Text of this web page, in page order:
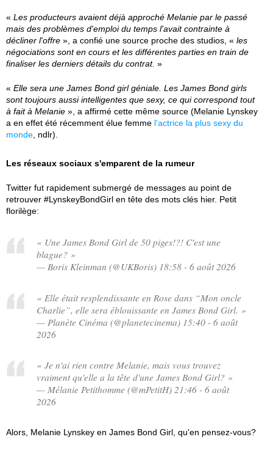
« Les producteurs avaient déjà approché Melanie par le passé
mais des problèmes d'emploi du temps l'avait contrainte à
décliner l'offre », a confié une source proche des studios, « les
négociations sont en cours et les différentes parties en train de
finaliser les derniers détails du contrat. »
« Elle sera une James Bond girl géniale. Les James Bond girls
sont toujours aussi intelligentes que sexy, ce qui correspond tout
à fait à Melanie », a affirmé cette même source (Melanie Lynskey
a en effet été récemment élue femme l'actrice la plus sexy du
monde , ndlr).
Les réseaux sociaux s'emparent de la rumeur
Twitter fut rapidement submergé de messages au point de
retrouver #LynskeyBondGirl en tête des mots clés hier. Petit
florilège:
« Une James Bond Girl de 50 piges!?! C'est une
blague? »
— Boris Kleinman (@UKBoris) 18:58 - 6 août 2026
« Elle était resplendissante en Rose dans “Mon oncle
Charlie”, elle sera éblouissante en James Bond Girl. »
— Planète Cinéma (@planetecinema) 15:40 - 6 août
2026
« Je n'ai rien contre Melanie, mais vous trouvez
vraiment qu'elle a la tête d'une James Bond Girl? »
— Mélanie Petithomme (@mPetitH) 21:46 - 6 août
2026
Alors, Melanie Lynskey en James Bond Girl, qu'en pensez-vous?